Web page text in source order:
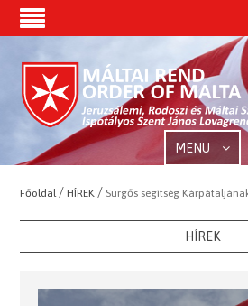
MENU
Főoldal /HÍREK / Sürgős segítség
HÍREK